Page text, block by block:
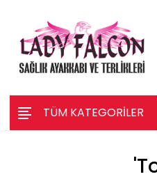
TÜM KATEGORİLER